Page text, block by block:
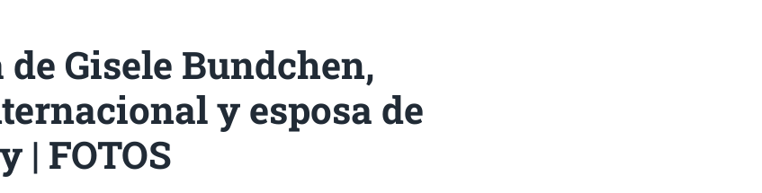
Gisele Bundchen,
y esposa de
| FOTOS